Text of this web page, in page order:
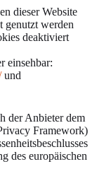
dieser Website
genutzt werden
deaktiviert
einsehbar:
und
der Anbieter dem
Framework)
des europäischen